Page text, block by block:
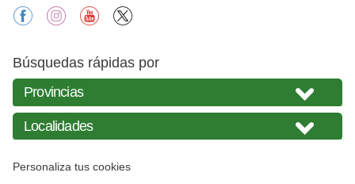
facebookinstagramyoutube
Búsquedas rápidas por
Personaliza tus cookies